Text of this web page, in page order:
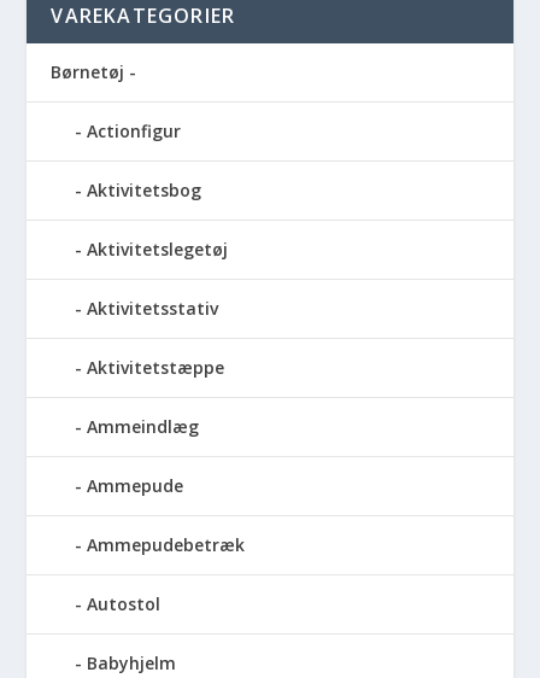
VAREKATEGORIER
Børnetøj -
Actionfigur
Aktivitetsbog
Aktivitetslegetøj
Aktivitetsstativ
Aktivitetstæppe
Ammeindlæg
Ammepude
Ammepudebetræk
Autostol
Babyhjelm